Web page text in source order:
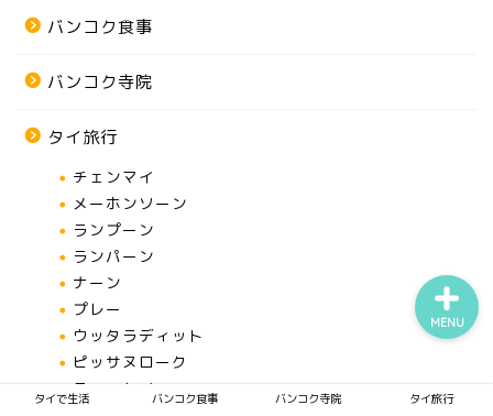
バンコク食事
バンコク寺院
タイ旅行
チェンマイ
メーホンソーン
ランプーン
ランパーン
ナーン
プレー
ウッタラディット
ピッサヌローク
スコータイ
タイで生活 バンコク食事 バンコク寺院 タイ旅行
MENU